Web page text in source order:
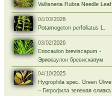
Vallisneria Rubra Needle Leaf
04/03/2026
Potamogeton perfoliatus L.
03/02/2026
Eriocaulon breviscapum -
Эриокаулон бревискапум
04/10/2025
Hygrophila spec. Green Olive
– Гигрофила зеленая оливка